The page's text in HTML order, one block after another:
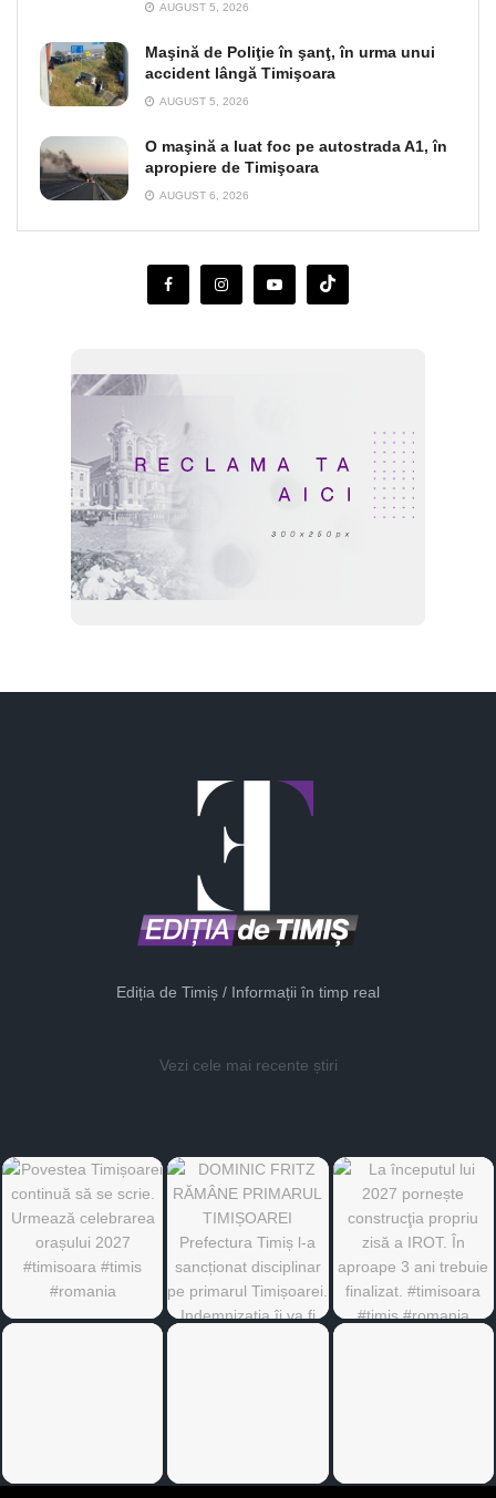
AUGUST 5, 2026
Maşină de Poliţie în şanţ, în urma unui
accident lângă Timişoara
AUGUST 5, 2026
O maşină a luat foc pe autostrada A1, în
apropiere de Timişoara
AUGUST 6, 2026
Ediția de Timiș / Informații în timp real
Vezi cele mai recente știri